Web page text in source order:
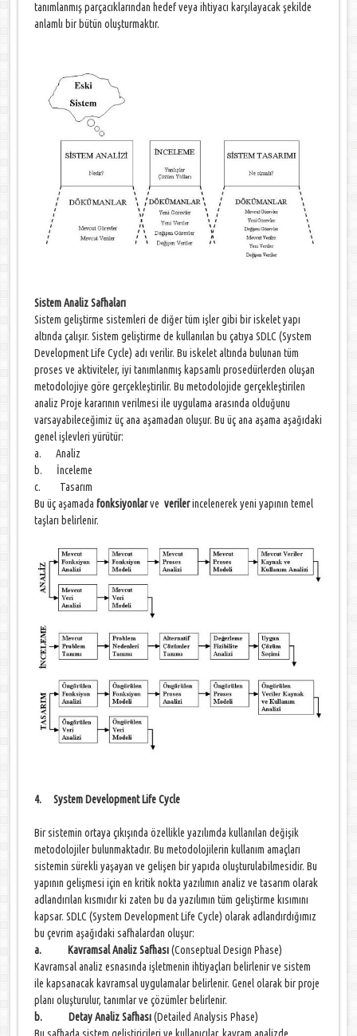
tanımlanmış parçacıklarından hedef veya ihtiyacı karşılayacak şekilde
anlamlı bir bütün oluşturmaktır.
Sistem Analiz Safhaları
Sistem geliştirme sistemleri de diğer tüm işler gibi bir iskelet yapı
altında çalışır. Sistem geliştirme de kullanılan bu çatıya SDLC (System
Development Life Cycle) adı verilir. Bu iskelet altında bulunan tüm
proses ve aktiviteler, iyi tanımlanmış kapsamlı prosedürlerden oluşan
metodolojiye göre gerçekleştirilir. Bu metodolojide gerçekleştirilen
analiz Proje kararının verilmesi ile uygulama arasında olduğunu
varsayabileceğimiz üç ana aşamadan oluşur. Bu üç ana aşama aşağıdaki
genel işlevleri yürütür:
a. Analiz
b. İnceleme
c. Tasarım
Bu üç aşamadafonksiyonlarve verilerincelenerek yeni yapının temel
taşları belirlenir.
4. System Development Life Cycle
Bir sistemin ortaya çıkışında özellikle yazılımda kullanılan değişik
metodolojiler bulunmaktadır. Bu metodolojilerin kullanım amaçları
sistemin sürekli yaşayan ve gelişen bir yapıda oluşturulabilmesidir. Bu
yapının gelişmesi için en kritik nokta yazılımın analiz ve tasarım olarak
adlandırılan kısmıdır ki zaten bu da yazılımın tüm geliştirme kısımını
kapsar. SDLC (System Development Life Cycle) olarak adlandırdığımız
bu çevrim aşağıdaki safhalardan oluşur:
a. Kavramsal Analiz Safhası(Conseptual Design Phase)
Kavramsal analiz esnasında işletmenin ihtiyaçları belirlenir ve sistem
ile kapsanacak kavramsal uygulamalar belirlenir. Genel olarak bir proje
planı oluşturulur, tanımlar ve çözümler belirlenir.
b. Detay Analiz Safhası(Detailed Analysis Phase)